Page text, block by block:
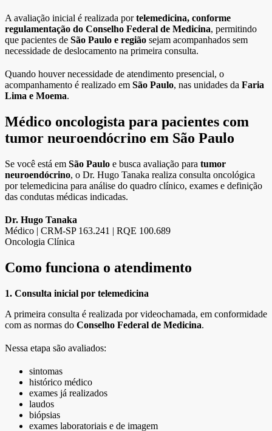
A avaliação inicial é realizada portelemedicina, conforme
regulamentação do Conselho Federal de Medicina, permitindo
que pacientes de São Paulo e região sejam acompanhados sem
necessidade de deslocamento na primeira consulta.
Quando houver necessidade de atendimento presencial, o
acompanhamento é realizado em São Paulo, nas unidades da Faria
Lima e Moema.
Médico oncologista para pacientes com
tumor neuroendócrino em São Paulo
Se você está em São Paulo e busca avaliação para tumor
neuroendócrino, o Dr. Hugo Tanaka realiza consulta oncológica
por telemedicina para análise do quadro clínico, exames e definição
das condutas médicas indicadas.
Dr. Hugo Tanaka
Médico | CRM-SP 163.241 | RQE 100.689
Oncologia Clínica
Como funciona o atendimento
1. Consulta inicial por telemedicina
A primeira consulta é realizada por videochamada, em conformidade
com as normas do Conselho Federal de Medicina.
Nessa etapa são avaliados:
sintomas
histórico médico
exames já realizados
laudos
biópsias
exames laboratoriais e de imagem